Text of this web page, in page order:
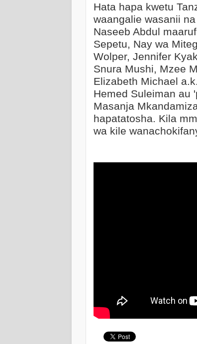
Hata hapa kwetu
waangalie wasanii
Naseeb Abdul
Sepetu, Nay wa
Wolper, Jennifer
Snura Mushi, Mzee
Elizabeth Michael
Hemed Suleiman au
Masanja
hapatatosha. Kila
wa kile